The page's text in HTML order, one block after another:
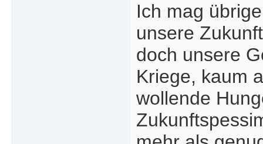
Ich mag
unsere
doch unsere
Kriege, kaum
wollende